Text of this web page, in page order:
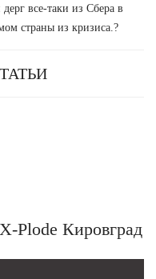
все-таки из Сбера в
страны из кризиса.?
Plode Кировград